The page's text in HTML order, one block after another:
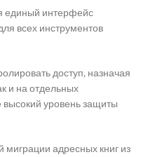
единый интерфейс
всех инструментов
доступ, назначая
и на отдельных
высокий уровень защиты
адресных книг из